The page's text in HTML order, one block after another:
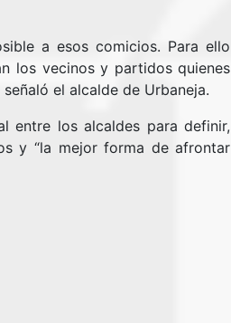
a esos comicios. Para ello
los vecinos y partidos quienes
el alcalde de Urbaneja.
entre los alcaldes para definir,
y “la mejor forma de afrontar